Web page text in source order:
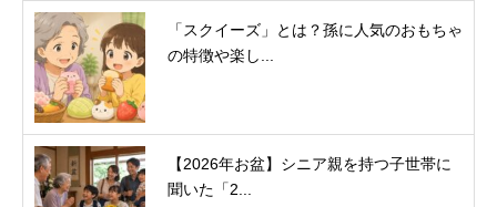
「スクイーズ」とは？孫に人気のおもちゃ
の特徴や楽し...
【2026年お盆】シニア親を持つ子世帯に
聞いた「2...